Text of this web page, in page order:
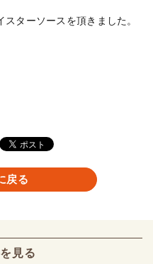
ターソースを頂きました。
戻る
見る